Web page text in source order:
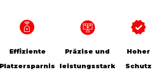
Effiziente
Platzersparnis
Präzise und
leistungsstark
Hoher
Schutz